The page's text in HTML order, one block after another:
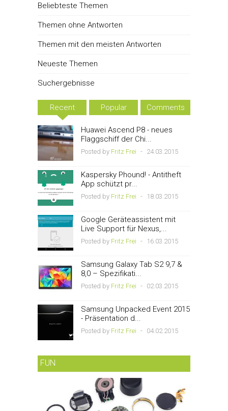
Beliebteste Themen
Themen ohne Antworten
Themen mit den meisten Antworten
Neueste Themen
Suchergebnisse
Recent Popular Comments
Huawei Ascend P8 - neues
Flaggschiff der Chi...
Posted by Fritz Frei - 24.03.2015
Kaspersky Phound! - Antitheft
App schützt pr...
Posted by Fritz Frei - 18.03.2015
Google Geräteassistent mit
Live Support für Nexus,...
Posted by Fritz Frei - 16.03.2015
Samsung Galaxy Tab S2 9,7 &
8,0 – Spezifikati...
Posted by Fritz Frei - 02.03.2015
Samsung Unpacked Event 2015
- Präsentation d...
Posted by Fritz Frei - 04.02.2015
FUN